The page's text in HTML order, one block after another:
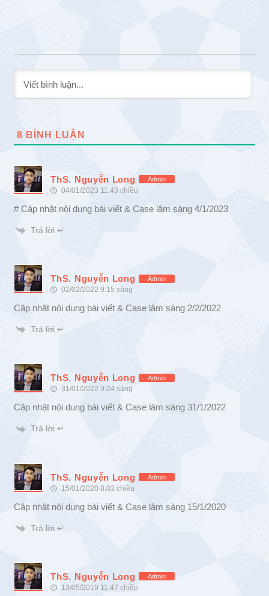
8 BÌNH LUẬN
ThS. Nguyễn Long Admin
04/01/2023 11:43 chiều
# Cập nhật nội dung bài viết & Case lâm sàng 4/1/2023
Trả lời ↵
ThS. Nguyễn Long Admin
02/02/2022 9:15 sáng
Cập nhật nội dung bài viết & Case lâm sàng 2/2/2022
Trả lời ↵
ThS. Nguyễn Long Admin
31/01/2022 9:24 sáng
Cập nhật nội dung bài viết & Case lâm sàng 31/1/2022
Trả lời ↵
ThS. Nguyễn Long Admin
15/01/2020 8:03 chiều
Cập nhật nội dung bài viết & Case lâm sàng 15/1/2020
Trả lời ↵
ThS. Nguyễn Long Admin
13/05/2019 11:47 chiều